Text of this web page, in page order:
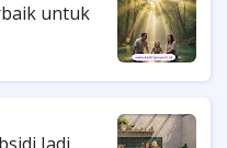
untuk